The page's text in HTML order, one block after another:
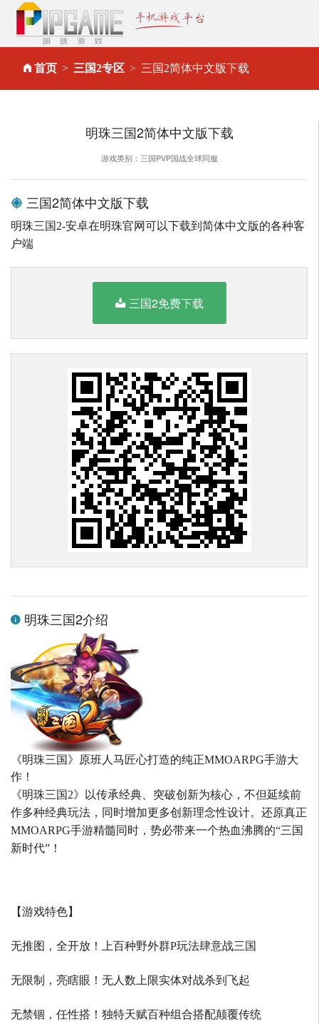
首页 三国2专区 三国2简体中文版下载
明珠三国2简体中文版下载
游戏类别：三国PVP国战全球同服
三国2简体中文版下载
明珠三国2-安卓在明珠官网可以下载到简体中文版的各种客
户端
三国2免费下载
明珠三国2介绍
《明珠三国》原班人马匠心打造的纯正MMOARPG手游大
作！
《明珠三国2》以传承经典、突破创新为核心，不但延续前
作多种经典玩法，同时增加更多创新理念性设计。还原真正
MMOARPG手游精髓同时，势必带来一个热血沸腾的“三国
新时代”！
【游戏特色】
无推图，全开放！上百种野外群P玩法肆意战三国
无限制，亮瞎眼！无人数上限实体对战杀到飞起
无禁锢，任性搭！独特天赋百种组合搭配颠覆传统